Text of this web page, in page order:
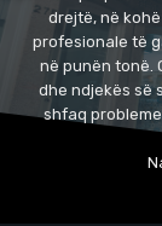
drejtë, në
profesionale të
në punën tonë.
dhe ndjekës së
shfaq